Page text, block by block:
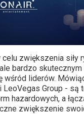
celu zwiększenia siły
bardzo
wśród liderów.
LeoVegas Group - są
hazardowych, a
zwiększenie